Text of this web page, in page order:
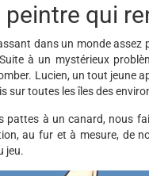
qui
dans un monde
à un mystérieux
Lucien, un tout jeune
sur toutes les îles des
pattes à un canard, nous
au fur et à mesure, de
jeu.